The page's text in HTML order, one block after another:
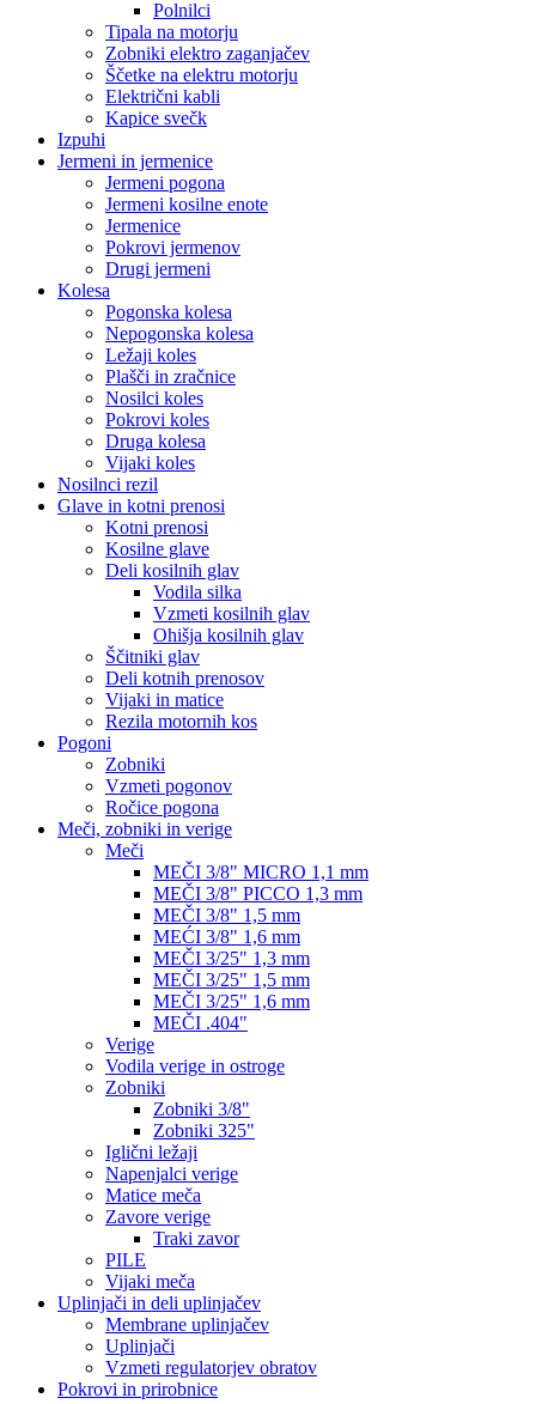
Polnilci
Tipala na motorju
Zobniki elektro zaganjačev
Ščetke na elektru motorju
Električni kabli
Kapice svečk
Izpuhi
Jermeni in jermenice
Jermeni pogona
Jermeni kosilne enote
Jermenice
Pokrovi jermenov
Drugi jermeni
Kolesa
Pogonska kolesa
Nepogonska kolesa
Ležaji koles
Plašči in zračnice
Nosilci koles
Pokrovi koles
Druga kolesa
Vijaki koles
Nosilnci rezil
Glave in kotni prenosi
Kotni prenosi
Kosilne glave
Deli kosilnih glav
Vodila silka
Vzmeti kosilnih glav
Ohišja kosilnih glav
Ščitniki glav
Deli kotnih prenosov
Vijaki in matice
Rezila motornih kos
Pogoni
Zobniki
Vzmeti pogonov
Ročice pogona
Meči, zobniki in verige
Meči
MEČI 3/8" MICRO 1,1 mm
MEČI 3/8" PICCO 1,3 mm
MEČI 3/8" 1,5 mm
MEĆI 3/8" 1,6 mm
MEČI 3/25" 1,3 mm
MEČI 3/25" 1,5 mm
MEČI 3/25" 1,6 mm
MEČI .404"
Verige
Vodila verige in ostroge
Zobniki
Zobniki 3/8"
Zobniki 325"
Iglični ležaji
Napenjalci verige
Matice meča
Zavore verige
Traki zavor
PILE
Vijaki meča
Uplinjači in deli uplinjačev
Membrane uplinjačev
Uplinjači
Vzmeti regulatorjev obratov
Pokrovi in prirobnice